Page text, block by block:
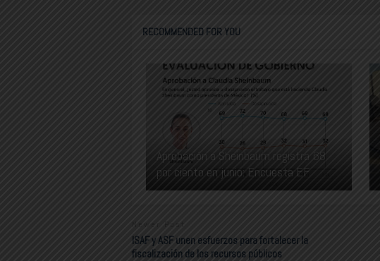
RECOMMENDED FOR YOU
Aprobación a Sheinbaum registra 68
por ciento en junio: Encuesta EF
Newer Post
ISAF y ASF unen esfuerzos para fortalecer la
fiscalización de los recursos públicos